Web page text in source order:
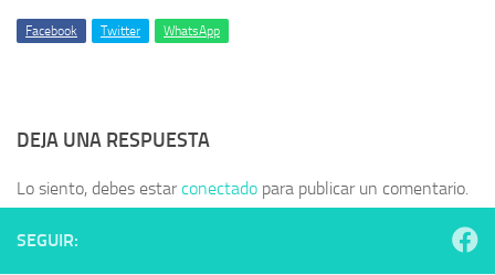
Facebook Twitter WhatsApp
DEJA UNA RESPUESTA
Lo siento, debes estarconectado para publicar un comentario.
SEGUIR: